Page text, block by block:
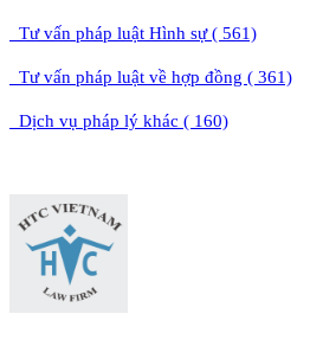
Tư vấn pháp luật Hình sự ( 561)
Tư vấn pháp luật về hợp đồng ( 361)
Dịch vụ pháp lý khác ( 160)